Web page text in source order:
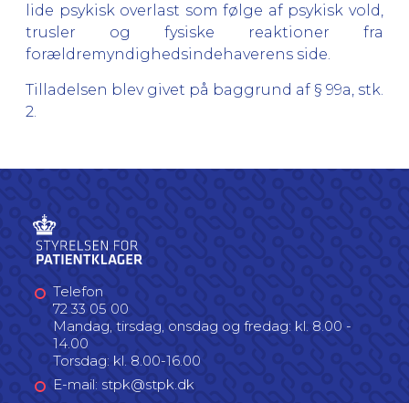
lide psykisk overlast som følge af psykisk vold,
trusler og fysiske reaktioner fra
forældremyndighedsindehaverens side.
Tilladelsen blev givet på baggrund af § 99a, stk.
2.
Telefon
72 33 05 00
Mandag, tirsdag, onsdag og fredag: kl. 8.00 -
14.00
Torsdag: kl. 8.00-16.00
E-mail: stpk@stpk.dk